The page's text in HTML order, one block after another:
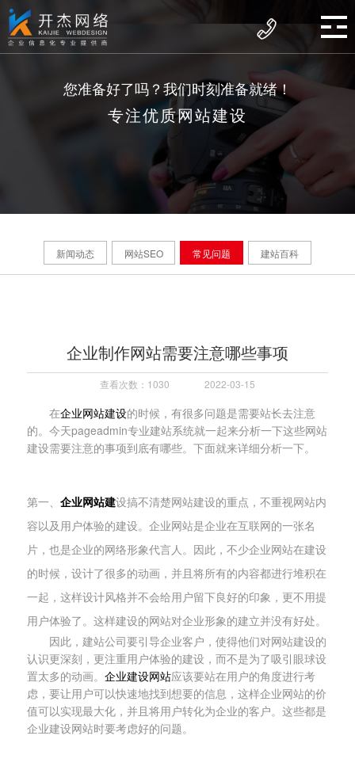
您准备好了吗？我们时刻准备就绪！
专注优质网站建设
新闻动态 网站SEO 常见问题 建站百科
企业制作网站需要注意哪些事项
查看次数：1030 2022-03-15
在企业网站建设的时候，有很多问题是需要站长去注意
的。今天pageadmin专业建站系统就一起来分析一下这些网站
建设需要注意的事项到底有哪些。下面就来详细分析一下。
第一、 企业网站建设搞不清楚网站建设的重点，不重视网站内
容以及用户体验的建设。企业网站是企业在互联网的一张名
片，也是企业的网络形象代言人。因此，不少企业网站在建设
的时候，设计了很多的动画，并且将所有的内容都进行堆积在
一起，这样设计风格并不会给用户留下良好的印象，更不用提
用户体验了。这样建设的网站对企业形象的建立并没有好处。
因此，建站公司要引导企业客户，使得他们对网站建设的
认识更深刻，更注重用户体验的建设，而不是为了吸引眼球设
置太多的动画。 企业建设网站应该要站在用户的角度进行考
虑，要让用户可以快速地找到想要的信息，这样企业网站的价
值可以实现最大化，并且将用户转化为企业的客户。这些都是
企业建设网站时要考虑好的问题。